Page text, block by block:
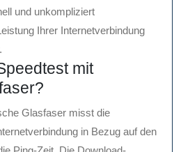
und unkompliziert
Ihrer Internetverbindung
mit
Glasfaser misst die
in Bezug auf den